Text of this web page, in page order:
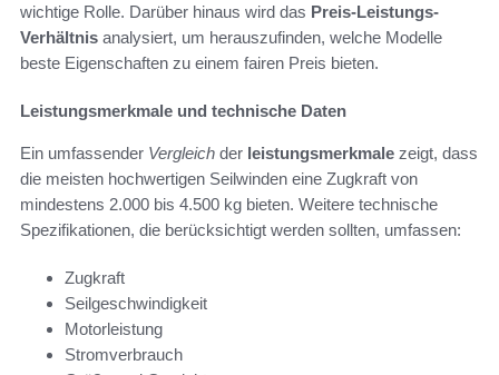
wichtige Rolle. Darüber hinaus wird das Preis-Leistungs-
Verhältnis analysiert, um herauszufinden, welche Modelle
beste Eigenschaften zu einem fairen Preis bieten.
Leistungsmerkmale und technische Daten
Ein umfassender Vergleich der leistungsmerkmale zeigt, dass
die meisten hochwertigen Seilwinden eine Zugkraft von
mindestens 2.000 bis 4.500 kg bieten. Weitere technische
Spezifikationen, die berücksichtigt werden sollten, umfassen:
Zugkraft
Seilgeschwindigkeit
Motorleistung
Stromverbrauch